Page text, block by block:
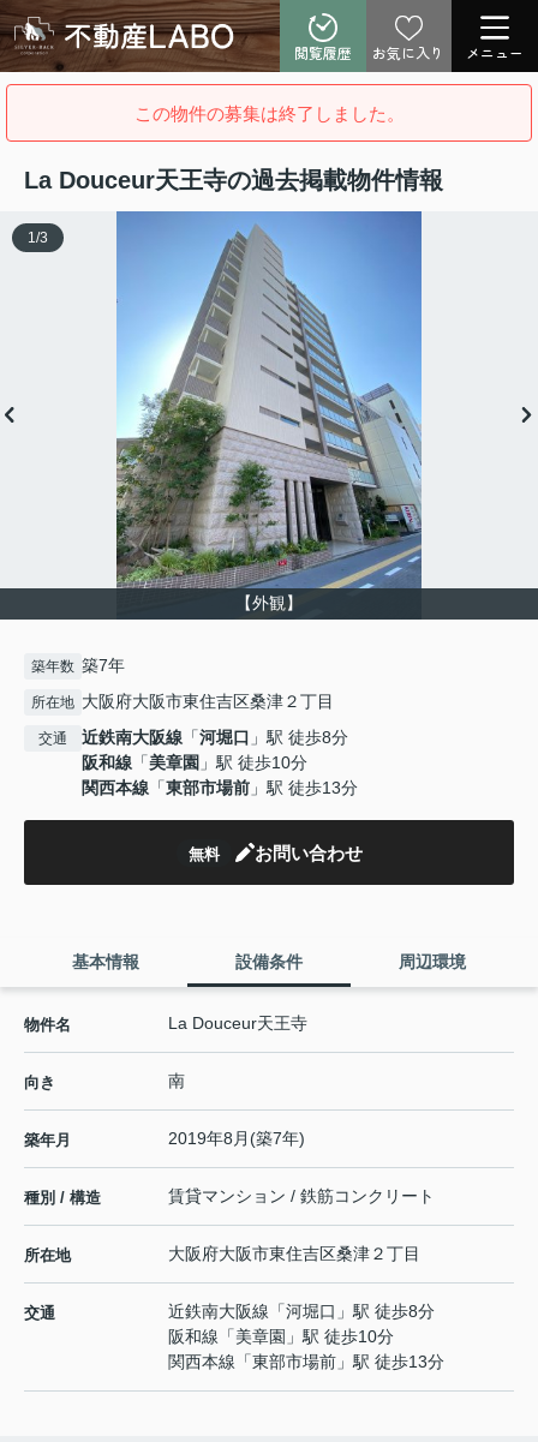
閲覧履歴 お気に入り メニュー
この物件の募集は終了しました。
La Douceur天王寺の過去掲載物件情報
【外観】
1 /3
築年数 築7年
所在地 大阪府大阪市東住吉区桑津２丁目
交通 近鉄南大阪線 「河堀口 」駅 徒歩8分
阪和線 「美章園 」駅 徒歩10分
関西本線 「東部市場前 」駅 徒歩13分
無料 お問い合わせ
基本情報 設備条件 周辺環境
物件名 La Douceur天王寺
向き 南
築年月 2019年8月(築7年)
種別 / 構造 賃貸マンション / 鉄筋コンクリート
所在地 大阪府大阪市東住吉区桑津２丁目
交通 近鉄南大阪線 「河堀口 」駅 徒歩8分
阪和線 「美章園 」駅 徒歩10分
関西本線 「東部市場前 」駅 徒歩13分